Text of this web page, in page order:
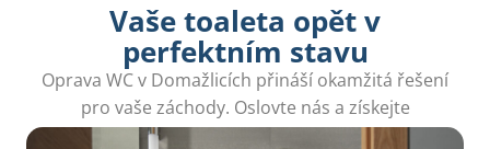
Vaše toaleta opět v
perfektním stavu
Oprava WC v Domažlicích přináší okamžitá řešení
pro vaše záchody. Oslovte nás a získejte
bezstarostný servis.